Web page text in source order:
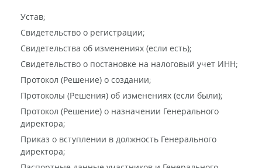
Устав;
Свидетельство о регистрации;
Свидетельства об изменениях (если есть);
Свидетельство о постановке на налоговый учет ИНН;
Протокол (Решение) о создании;
Протоколы (Решения) об изменениях (если были);
Протокол (Решение) о назначении Генерального
директора;
Приказ о вступлении в должность Генерального
директора;